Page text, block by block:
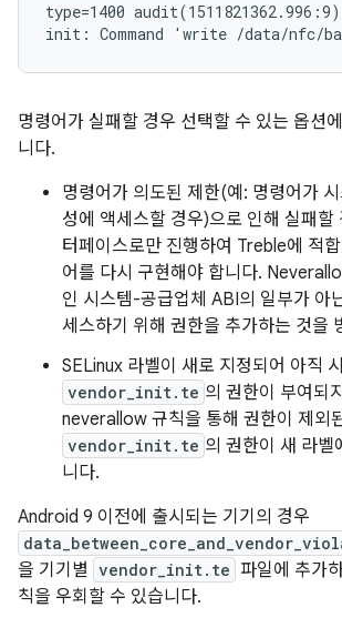
type=1400
init: Command 'write /data/nfc/
명령어가 실패할 경우 선택할 수 있는 옵션
니다.
명령어가 의도된 제한(예: 명령어가
성에 액세스할 경우)으로 인해 실패할
터페이스로만 진행하여 Treble에 적
어를 다시 구현해야 합니다.
인 시스템-공급업체 ABI의 일부가 아
세스하기 위해 권한을 추가하는 것을
SELinux 라벨이 새로 지정되어 아직
vendor_init.te 의 권한이 부여되
neverallow 규칙을 통해 권한이 제외
vendor_init.te 의 권한이 새 라벨
니다.
Android 9 이전에 출시되는 기기의 경우
을 기기별 vendor_init.te 파일에 추가
칙을 우회할 수 있습니다.